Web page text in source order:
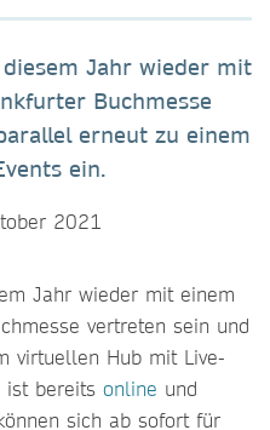
Jahr wieder mit
Buchmesse
erneut zu einem
ein.
2021
Jahr wieder mit einem
vertreten sein und
virtuellen Hub mit Live-
ist bereits online und
sich ab sofort für